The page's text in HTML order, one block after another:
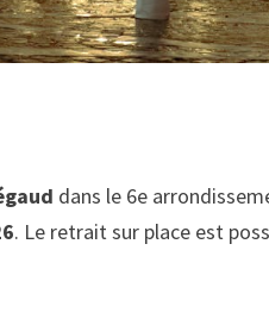
dans le 6e
. Le retrait sur place est